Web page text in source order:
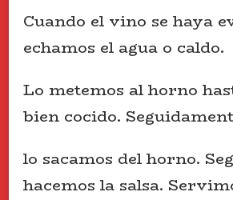
Cuando el vino se haya
echamos el agua o caldo.
Lo metemos al horno
bien cocido.
lo sacamos del horno.
hacemos la salsa.